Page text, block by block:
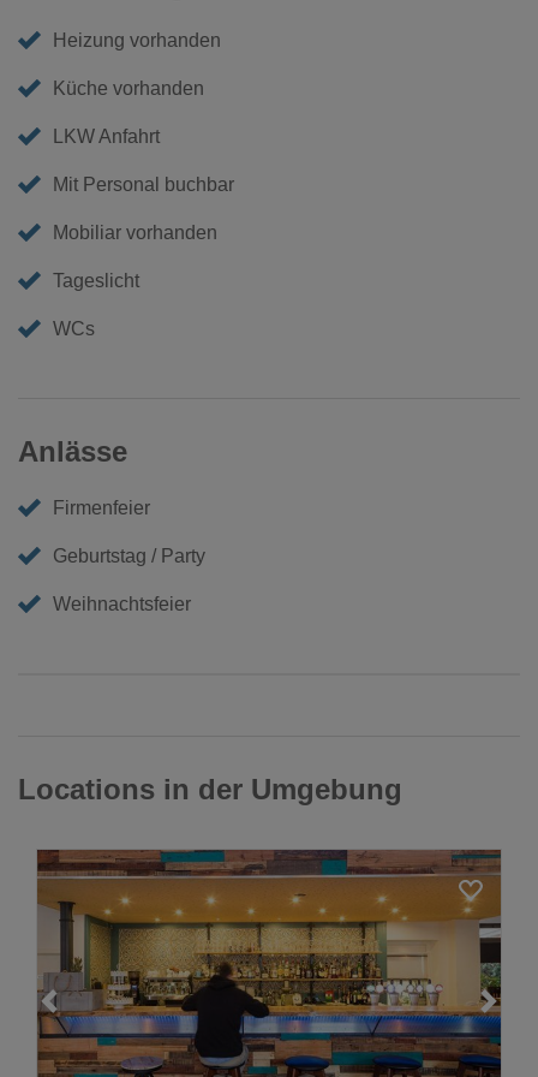
Heizung vorhanden
Küche vorhanden
LKW Anfahrt
Mit Personal buchbar
Mobiliar vorhanden
Tageslicht
WCs
Anlässe
Firmenfeier
Geburtstag / Party
Weihnachtsfeier
Locations in der Umgebung
Loading...